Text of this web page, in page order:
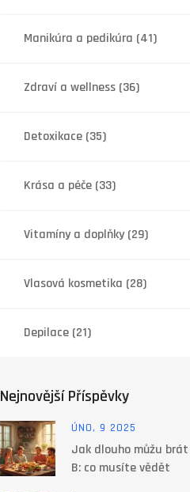
Manikúra a pedikúra (41)
Zdraví a wellness (36)
Detoxikace (35)
Krása a péče (33)
Vitamíny a doplňky(29)
Vlasová kosmetika (28)
Depilace (21)
Nejnovější Příspěvky
ÚNO, 9 2025
Jak dlouho můžu
B: co musíte vědět